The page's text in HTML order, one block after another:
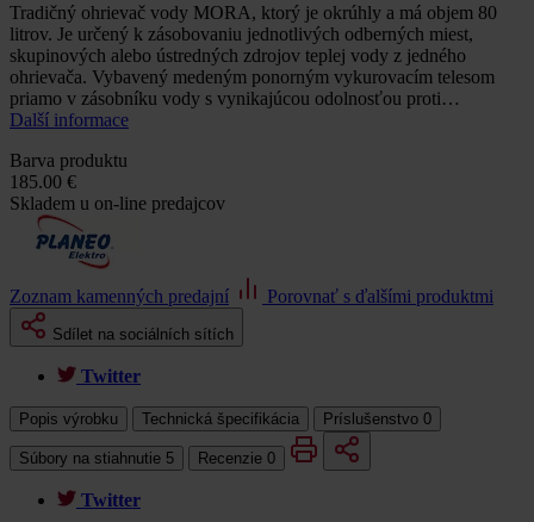
Tradičný ohrievač vody MORA, ktorý je okrúhly a má objem 80
litrov. Je určený k zásobovaniu jednotlivých odberných miest,
skupinových alebo ústredných zdrojov teplej vody z jedného
ohrievača. Vybavený medeným ponorným vykurovacím telesom
priamo v zásobníku vody s vynikajúcou odolnosťou proti…
Další informace
Barva produktu
185.00 €
Skladem u on-line predajcov
Zoznam kamenných predajní Porovnať s ďalšími produktmi
Sdílet na sociálních sítích
Twitter
Popis výrobku Technická špecifikácia Príslušenstvo 0
Súbory na stiahnutie 5 Recenzie 0
Twitter